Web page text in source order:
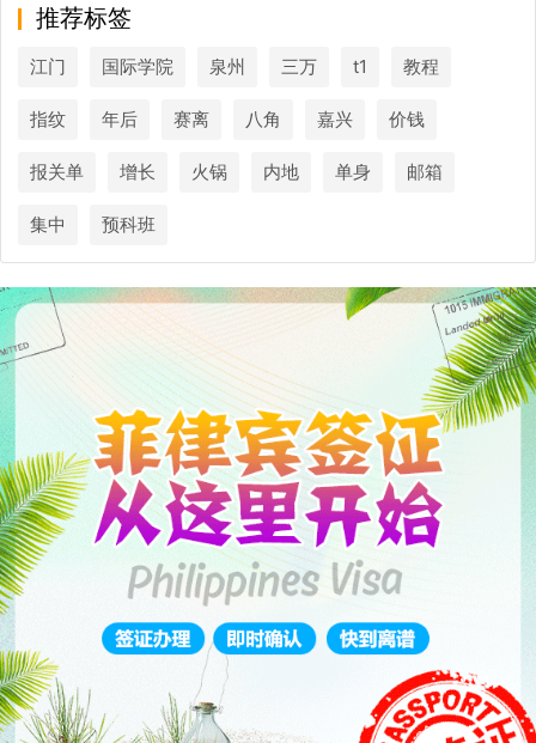
推荐标签
江门 国际学院 泉州 三万 t1 教程
指纹 年后 赛离 八角 嘉兴 价钱
报关单 增长 火锅 内地 单身 邮箱
集中 预科班